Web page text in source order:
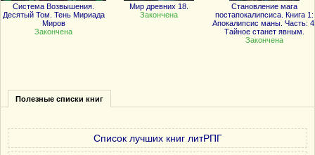
Система Возвышения.
Десятый Том. Тень Мириада
Миров
Закончена
Мир древних 18.
Закончена
Становление мага
постапокалипсиса. Книга 1:
Апокалипсис маны. Часть:
Тайное станет явным.
Закончена
Полезные списки книг
Список лучших книг литРПГ